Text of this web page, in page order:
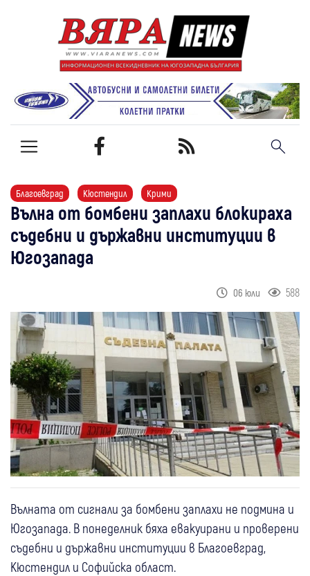
Благоевград Кюстендил Крими
Вълна от бомбени заплахи блокираха
съдебни и държавни институции в
Югозапада
06 юли 588
Вълната от сигнали за бомбени заплахи не подмина и
Югозапада. В понеделник бяха евакуирани и проверени
съдебни и държавни институции в Благоевград,
Кюстендил и Софийска област.